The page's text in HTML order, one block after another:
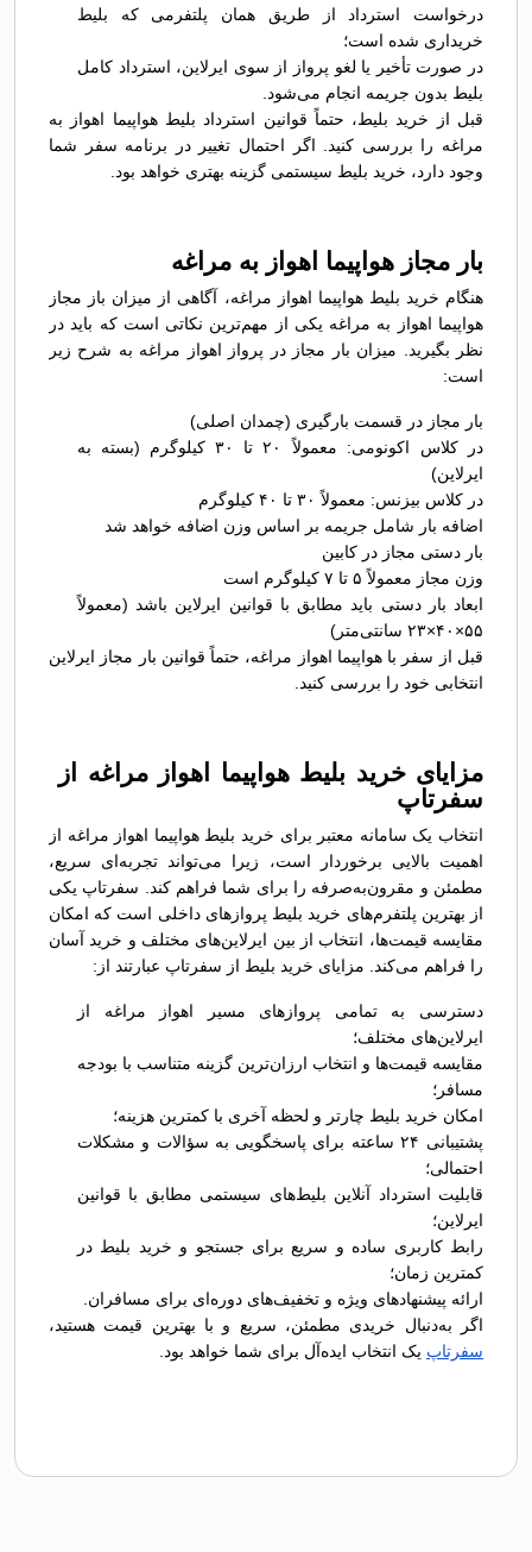
درخواست استرداد از طریق همان پلتفرمی که بلیط
خریداری شده است؛
در صورت تأخیر یا لغو پرواز از سوی ایرلاین، استرداد کامل
بلیط بدون جریمه انجام می‌شود.
قبل از خرید بلیط، حتماً قوانین استرداد بلیط هواپیما اهواز به
مراغه را بررسی کنید. اگر احتمال تغییر در برنامه سفر شما
وجود دارد، خرید بلیط سیستمی گزینه بهتری خواهد بود.
بار مجاز هواپیما اهواز به مراغه
هنگام خرید بلیط هواپیما اهواز مراغه، آگاهی از میزان باز مجاز
هواپیما اهواز به مراغه یکی از مهم‌ترین نکاتی است که باید در
نظر بگیرید. میزان بار مجاز در پرواز اهواز مراغه به شرح زیر
است:
بار مجاز در قسمت بارگیری (چمدان اصلی)
در کلاس اکونومی: معمولاً ۲۰ تا ۳۰ کیلوگرم (بسته به
ایرلاین)
در کلاس بیزنس: معمولاً ۳۰ تا ۴۰ کیلوگرم
اضافه بار شامل جریمه بر اساس وزن اضافه خواهد شد
بار دستی مجاز در کابین
وزن مجاز معمولاً ۵ تا ۷ کیلوگرم است
ابعاد بار دستی باید مطابق با قوانین ایرلاین باشد (معمولاً
۵۵×۴۰×۲۳ سانتی‌متر)
قبل از سفر با هواپیما اهواز مراغه، حتماً قوانین بار مجاز ایرلاین
انتخابی خود را بررسی کنید.
مزایای خرید بلیط هواپیما اهواز مراغه از
سفرتاپ
انتخاب یک سامانه معتبر برای خرید بلیط هواپیما اهواز مراغه از
اهمیت بالایی برخوردار است، زیرا می‌تواند تجربه‌ای سریع،
مطمئن و مقرون‌به‌صرفه را برای شما فراهم کند. سفرتاپ یکی
از بهترین پلتفرم‌های خرید بلیط پروازهای داخلی است که امکان
مقایسه قیمت‌ها، انتخاب از بین ایرلاین‌های مختلف و خرید آسان
را فراهم می‌کند. مزایای خرید بلیط از سفرتاپ عبارتند از:
دسترسی به تمامی پروازهای مسیر اهواز مراغه از
ایرلاین‌های مختلف؛
مقایسه قیمت‌ها و انتخاب ارزان‌ترین گزینه متناسب با بودجه
مسافر؛
امکان خرید بلیط چارتر و لحظه آخری با کمترین هزینه؛
پشتیبانی ۲۴ ساعته برای پاسخگویی به سؤالات و مشکلات
احتمالی؛
قابلیت استرداد آنلاین بلیط‌های سیستمی مطابق با قوانین
ایرلاین؛
رابط کاربری ساده و سریع برای جستجو و خرید بلیط در
کمترین زمان؛
ارائه پیشنهادهای ویژه و تخفیف‌های دوره‌ای برای مسافران.
اگر به‌دنبال خریدی مطمئن، سریع و با بهترین قیمت هستید،
سفرتاپ یک انتخاب ایده‌آل برای شما خواهد بود.